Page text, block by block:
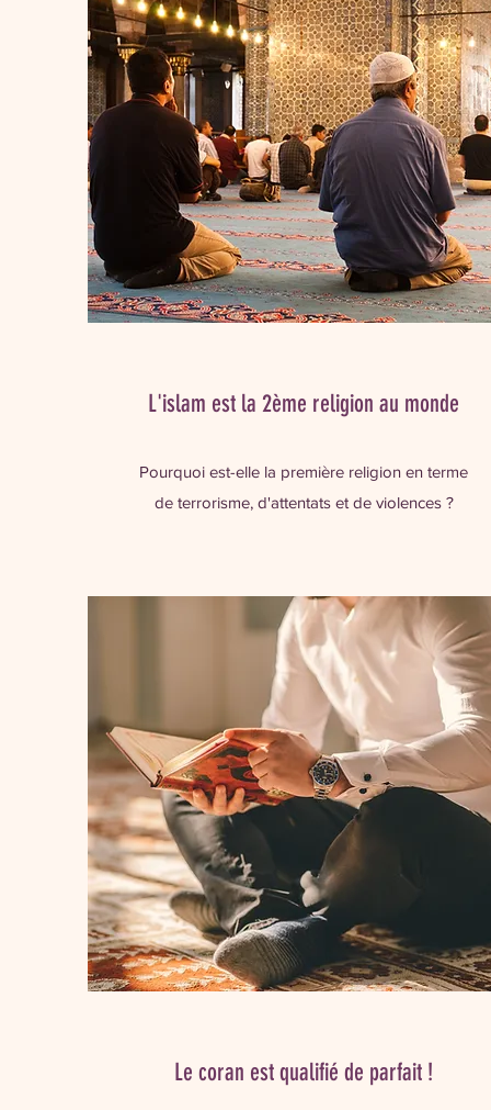
L'islam est la 2ème religion au monde
Pourquoi est-elle la première religion en terme
de terrorisme, d'attentats et de violences ?
Le coran est qualifié de parfait !